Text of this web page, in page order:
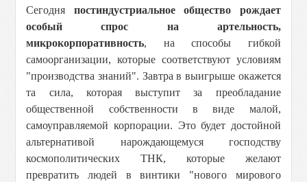
Сегодня постиндустриальное общество рождает
особый спрос на артельность,
микрокорпоративность, на способы гибкой
самоорганизации, которые соответствуют условиям
"производства знаний". Завтра в выигрыше окажется
та сила, которая выступит за преобладание
общественной собственности в виде малой,
самоуправляемой корпорации. Это будет достойной
альтернативой нарождающемуся господству
космополитических ТНК, которые желают
превратить людей в винтики "нового мирового